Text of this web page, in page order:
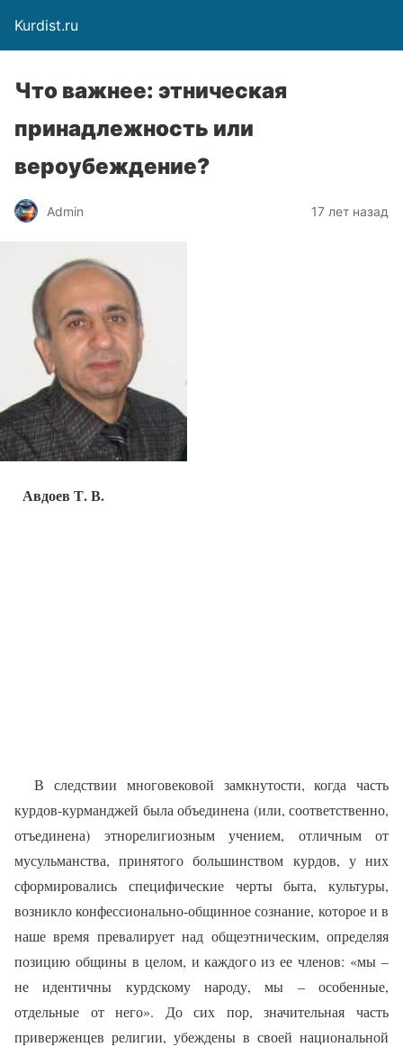
Kurdist.ru
Что важнее: этническая
принадлежность или
вероубеждение?
Admin 17 лет назад
Авдоев Т. В.
В следствии многовековой замкнутости, когда часть
курдов-курманджей была объединена (или, соответственно,
отъединена) этнорелигиозным учением, отличным от
мусульманства, принятого большинством курдов, у них
сформировались специфические черты быта, культуры,
возникло конфессионально-общинное сознание, которое и в
наше время превалирует над общеэтническим, определяя
позицию общины в целом, и каждого из ее членов: «мы –
не идентичны курдскому народу, мы – особенные,
отдельные от него». До сих пор, значительная часть
приверженцев религии, убеждены в своей национальной